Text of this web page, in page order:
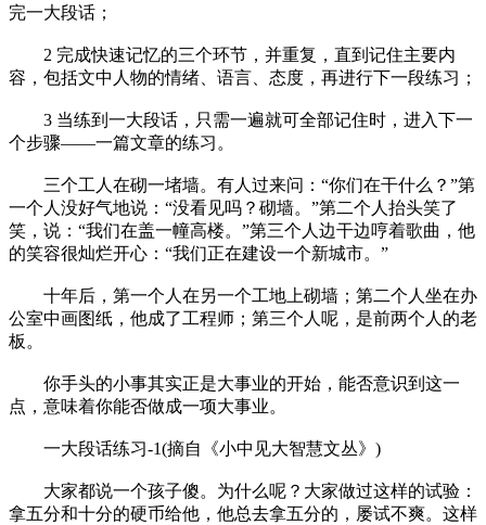
完一大段话；
2 完成快速记忆的三个环节，并重复，直到记住主要内
容，包括文中人物的情绪、语言、态度，再进行下一段练习；
3 当练到一大段话，只需一遍就可全部记住时，进入下一
个步骤——一篇文章的练习。
三个工人在砌一堵墙。有人过来问：“你们在干什么？”第
一个人没好气地说：“没看见吗？砌墙。”第二个人抬头笑了
笑，说：“我们在盖一幢高楼。”第三个人边干边哼着歌曲，他
的笑容很灿烂开心：“我们正在建设一个新城市。”
十年后，第一个人在另一个工地上砌墙；第二个人坐在办
公室中画图纸，他成了工程师；第三个人呢，是前两个人的老
板。
你手头的小事其实正是大事业的开始，能否意识到这一
点，意味着你能否做成一项大事业。
一大段话练习-1(摘自《小中见大智慧文丛》)
大家都说一个孩子傻。为什么呢？大家做过这样的试验：
拿五分和十分的硬币给他，他总去拿五分的，屡试不爽。这样